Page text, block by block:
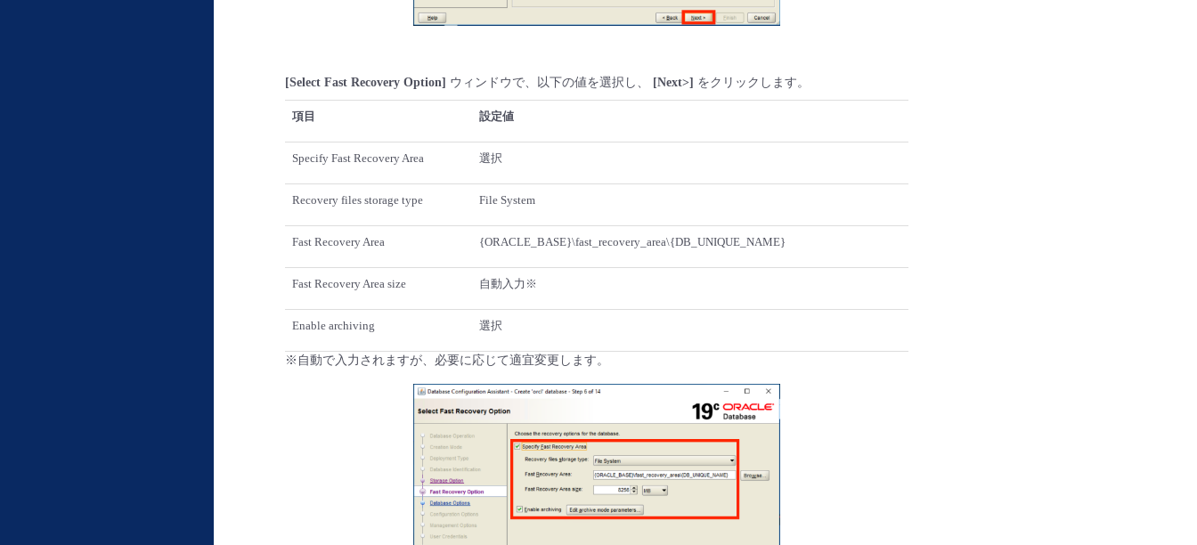
[Select Fast Recovery Option] ウィンドウで、以下の値を選択し、 [Next>] をクリックします。
項目 設定値
Specify Fast Recovery Area 選択
Recovery files storage type File System
Fast Recovery Area {ORACLE_BASE}\fast_recovery_area\{DB_UNIQUE_NAME}
Fast Recovery Area size 自動入力※
Enable archiving 選択
※自動で入力されますが、必要に応じて適宜変更します。